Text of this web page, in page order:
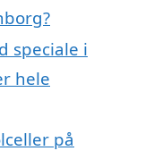
speciale i
hele
på